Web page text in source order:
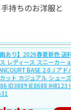
持ちのお洋服と
画あり】2026春夏新色 送
レディース スニーカー
BASE 2.0 J ア
ット カジュアル シュー
ID3889 IE8688 IH8123